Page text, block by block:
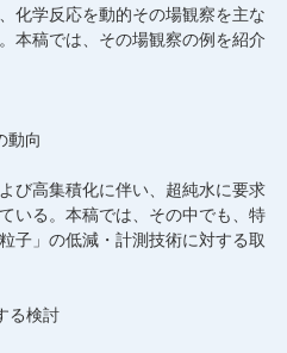
化学反応を動的その場観察を主な
本稿では、その場観察の例を紹介
動向
び高集積化に伴い、超純水に要求
いる。本稿では、その中でも、特
子」の低減・計測技術に対する取
る検討